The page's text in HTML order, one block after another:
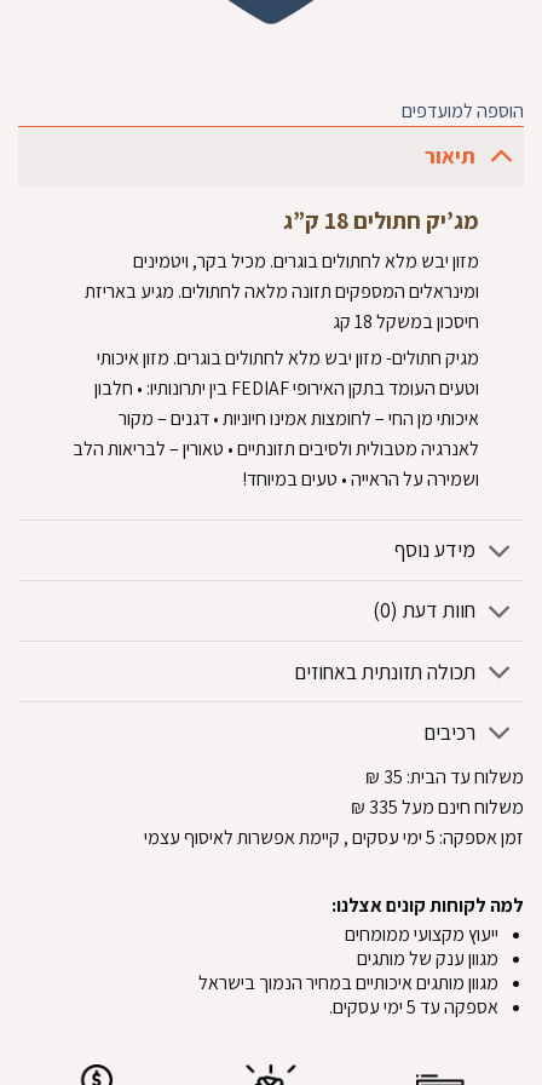
הוספה למועדפים
תיאור
מג’יק חתולים 18 ק”ג
מזון יבש מלא לחתולים בוגרים. מכיל בקר, ויטמינים
ומינראלים המספקים תזונה מלאה לחתולים. מגיע באריזת
חיסכון במשקל 18 קג
מגיק חתולים- מזון יבש מלא לחתולים בוגרים. מזון איכותי
וטעים העומד בתקן האירופי FEDIAF בין יתרונותיו: • חלבון
איכותי מן החי – לחומצות אמינו חיוניות • דגנים – מקור
לאנרגיה מטבולית ולסיבים תזונתיים • טאורין – לבריאות הלב
ושמירה על הראייה • טעים במיוחד!
מידע נוסף
חוות דעת (0)
תכולה תזונתית באחוזים
רכיבים
משלוח עד הבית:
₪
משלוח חינם מעל 335
₪
זמן אספקה: 5ימי עסקים, קיימת אפשרות לאיסוף עצמי
למה לקוחות קונים אצלנו:
ייעוץ מקצועי ממומחים
מגוון ענק של מותגים
מגוון מותגים איכותיים במחיר הנמוך בישראל
אספקה עד 5 ימי עסקים.